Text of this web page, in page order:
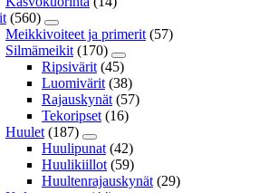
(560)
Meikkivoiteet ja primerit (57)
Silmämeikit (170)
Ripsivärit (45)
Luomivärit (38)
Rajauskynät (57)
Tekoripset (16)
Huulet (187)
Huulipunat (42)
Huulikiillot (59)
Huultenrajauskynät (29)